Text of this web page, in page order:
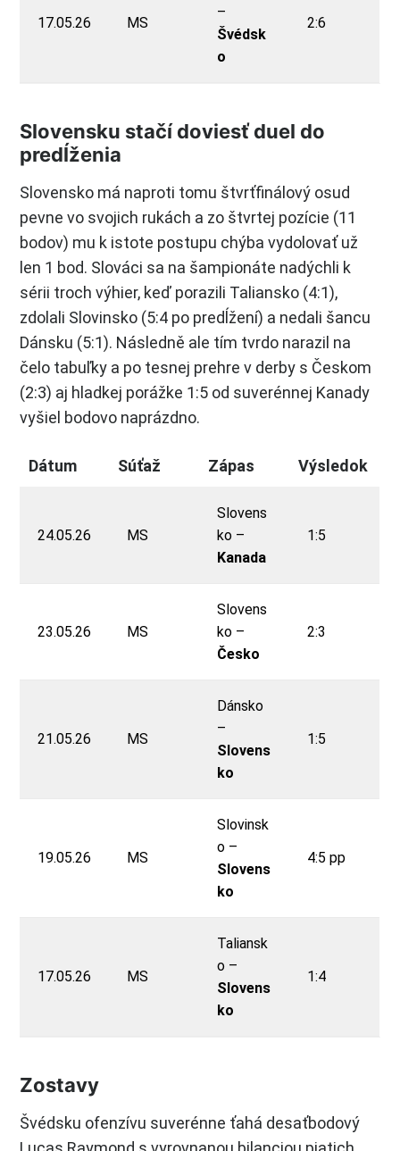
17.05.26 MS
–
Švédsk
o
2:6
Slovensku stačí doviesť duel do
predĺženia
Slovensko má naproti tomu štvrťfinálový osud
pevne vo svojich rukách a zo štvrtej pozície (11
bodov) mu k istote postupu chýba vydolovať už
len 1 bod. Slováci sa na šampionáte nadýchli k
sérii troch výhier, keď porazili Taliansko (4:1),
zdolali Slovinsko (5:4 po predĺžení) a nedali šancu
Dánsku (5:1). Následně ale tím tvrdo narazil na
čelo tabuľky a po tesnej prehre v derby s Českom
(2:3) aj hladkej porážke 1:5 od suverénnej Kanady
vyšiel bodovo naprázdno.
Dátum Súťaž Zápas Výsledok
24.05.26 MS
Slovens
ko –
Kanada
1:5
23.05.26 MS
Slovens
ko –
Česko
2:3
21.05.26 MS
Dánsko
–
Slovens
ko
1:5
19.05.26 MS
Slovinsk
o –
Slovens
ko
4:5 pp
17.05.26 MS
Taliansk
o –
Slovens
ko
1:4
Zostavy
Švédsku ofenzívu suverénne ťahá desaťbodový